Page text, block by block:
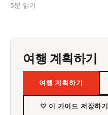
5분 읽기
여행 계획하기
여행 계획하기
♡ 이 가이드 저장하기